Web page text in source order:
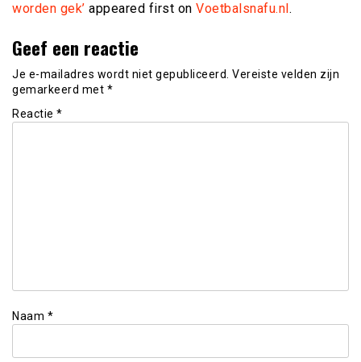
worden gek’ appeared first on Voetbalsnafu.nl.
Geef een reactie
Je e-mailadres wordt niet gepubliceerd. Vereiste velden zijn
gemarkeerd met *
Reactie *
Naam *